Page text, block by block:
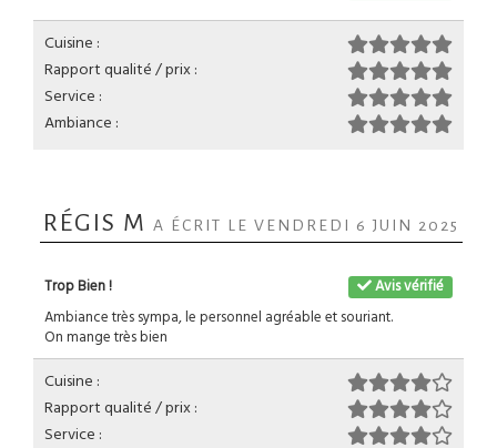
Cuisine :
Rapport qualité / prix :
Service :
Ambiance :
RÉGIS M A ÉCRIT LE VENDREDI 6 JUIN 2025
Avis vérifié
Trop Bien !
Ambiance très sympa, le personnel agréable et souriant.
On mange très bien
Cuisine :
Rapport qualité / prix :
Service :